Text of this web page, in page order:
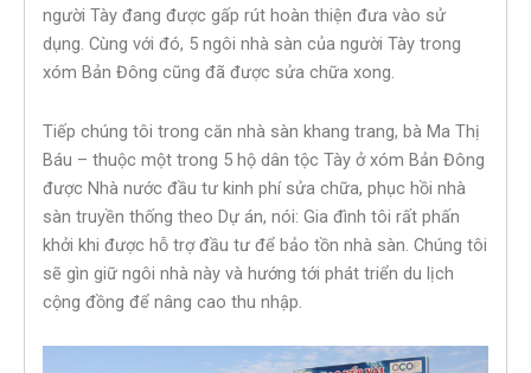
người Tày đang được gấp rút hoàn thiện đưa vào sử
dụng. Cùng với đó, 5 ngôi nhà sàn của người Tày trong
xóm Bản Đông cũng đã được sửa chữa xong.
Tiếp chúng tôi trong căn nhà sàn khang trang, bà Ma Thị
Báu – thuộc một trong 5 hộ dân tộc Tày ở xóm Bản Đông
được Nhà nước đầu tư kinh phí sửa chữa, phục hồi nhà
sàn truyền thống theo Dự án, nói: Gia đình tôi rất phấn
khởi khi được hỗ trợ đầu tư để bảo tồn nhà sàn. Chúng tôi
sẽ gìn giữ ngôi nhà này và hướng tới phát triển du lịch
cộng đồng để nâng cao thu nhập.